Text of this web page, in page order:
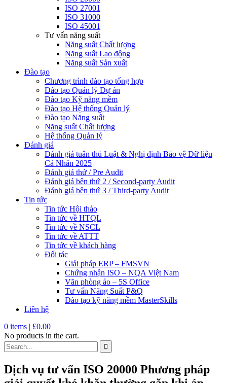
ISO 27001
ISO 31000
ISO 45001
Tư vấn năng suất
Năng suất Chất lượng
Năng suất Lao động
Năng suất Sản xuất
Đào tạo
Chương trình đào tạo tổng hợp
Đào tạo Quản lý Dự án
Đào tạo Kỹ năng mềm
Đào tạo Hệ thống Quản lý
Đào tạo Năng suất
Năng suất Chất lượng
Hệ thống Quản lý
Đánh giá
Đánh giá tuân thủ Luật & Nghị định Bảo vệ Dữ liệu
Cá Nhân 2025
Đánh giá thử / Pre Audit
Đánh giá bên thứ 2 / Second-party Audit
Đánh giá bên thứ 3 / Third-party Audit
Tin tức
Tin tức Hội thảo
Tin tức về HTQL
Tin tức về NSCL
Tin tức về ATTT
Tin tức về khách hàng
Đối tác
Giải pháp ERP – FMSVN
Chứng nhận ISO – NQA Việt Nam
Văn phòng ảo – 5S Office
Tư vấn Năng Suất P&Q
Đào tạo kỹ năng mềm MasterSkills
Liên hệ
0 items | £0.00
No products in the cart.
Dịch vụ tư vấn ISO 20000 Phương pháp